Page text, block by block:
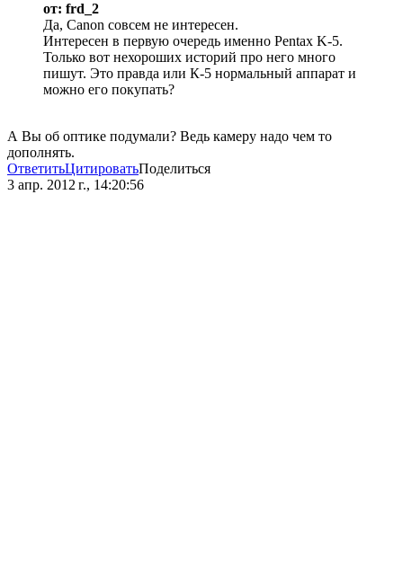
от: frd_2
Да, Canon совсем не интересен.
Интересен в первую очередь именно Pentax K-5.
Только вот нехороших историй про него много
пишут. Это правда или К-5 нормальный аппарат и
можно его покупать?
А Вы об оптике подумали? Ведь камеру надо чем то
дополнять.
ОтветитьЦитироватьПоделиться
3 апр. 2012 г., 14:20:56